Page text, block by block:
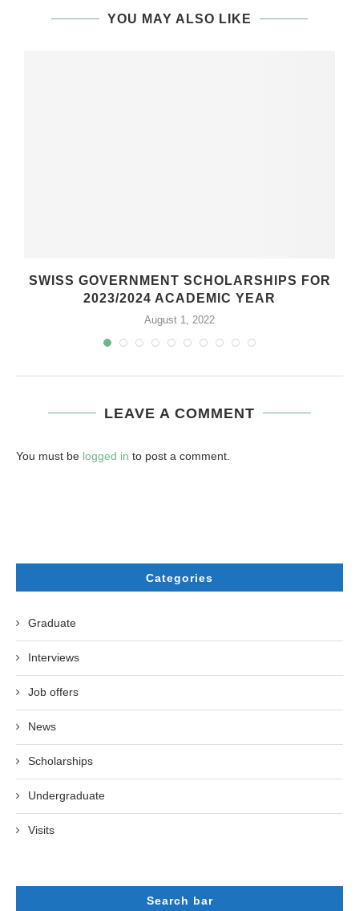
YOU MAY ALSO LIKE
SWISS GOVERNMENT SCHOLARSHIPS FOR
2023/2024 ACADEMIC YEAR
August 1, 2022
LEAVE A COMMENT
You must be logged in to post a comment.
Categories
Graduate
Interviews
Job offers
News
Scholarships
Undergraduate
Visits
Search bar